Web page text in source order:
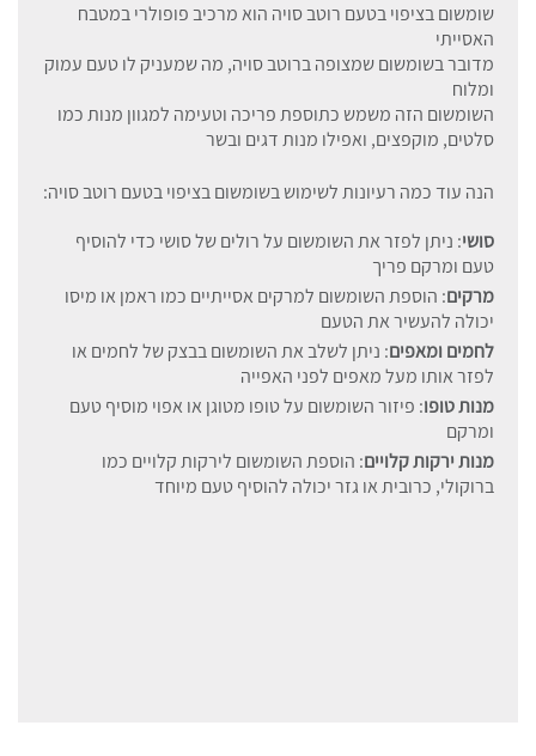
שומשום בציפוי בטעם רוטב סויה הוא מרכיב פופולרי במטבח
האסייתי
מדובר בשומשום שמצופה ברוטב סויה, מה שמעניק לו טעם עמוק
ומלוח
השומשום הזה משמש כתוספת פריכה וטעימה למגוון מנות כמו
סלטים, מוקפצים, ואפילו מנות דגים ובשר
הנה עוד כמה רעיונות לשימוש בשומשום בציפוי בטעם רוטב סויה:
סושי: ניתן לפזר את השומשום על רולים של סושי כדי להוסיף
טעם ומרקם פריך
מרקים: הוספת השומשום למרקים אסייתיים כמו ראמן או מיסו
יכולה להעשיר את הטעם
לחמים ומאפים: ניתן לשלב את השומשום בבצק של לחמים או
לפזר אותו מעל מאפים לפני האפייה
מנות טופו: פיזור השומשום על טופו מטוגן או אפוי מוסיף טעם
ומרקם
מנות ירקות קלויים: הוספת השומשום לירקות קלויים כמו
ברוקולי, כרובית או גזר יכולה להוסיף טעם מיוחד